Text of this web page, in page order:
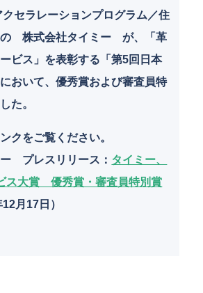
c
e
b
o
e
k
e
dI
n
ai
クセラレーションプログラム／住
の 株式会社タイミー が、「革
ビス」を表彰する「第5回日本
おいて、優秀賞および審査員特
た。
クをご覧ください。
プレスリリース ： タイミー、
ス大賞 優秀賞・審査員特別賞
12月17日）